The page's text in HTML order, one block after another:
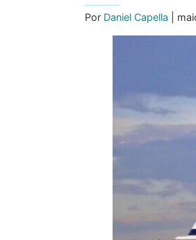
Por Daniel Capella |